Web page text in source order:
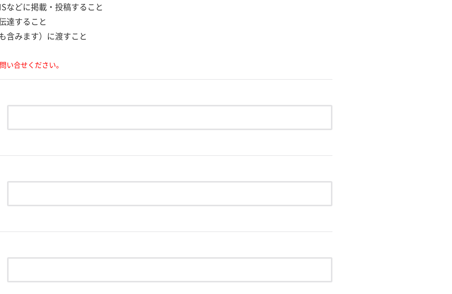
などに掲載・投稿すること
達すること
含みます）に渡すこと
合せください。